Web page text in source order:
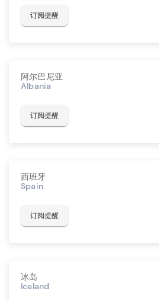
订阅提醒
阿尔巴尼亚
Albania
订阅提醒
西班牙
Spain
订阅提醒
冰岛
Iceland